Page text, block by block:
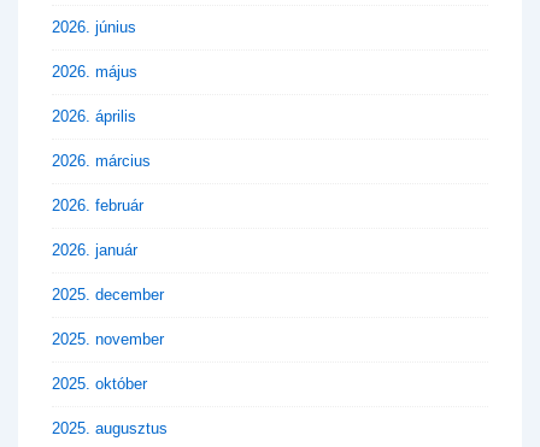
2026. június
2026. május
2026. április
2026. március
2026. február
2026. január
2025. december
2025. november
2025. október
2025. augusztus